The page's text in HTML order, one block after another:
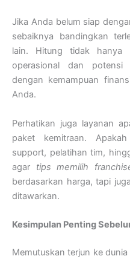
Jika Anda belum siap
sebaiknya bandingkan
lain. Hitung tidak hanya
operasional dan potensi
dengan kemampuan
Anda.
Perhatikan juga layanan
paket kemitraan.
support, pelatihan tim,
agar tips memilih
berdasarkan harga, tapi
ditawarkan.
Kesimpulan Penting
Memutuskan terjun ke dunia